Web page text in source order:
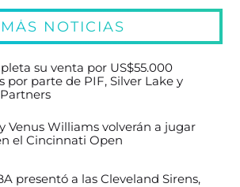
MÁS NOTICIAS
su venta por US$55.000
por parte de PIF, Silver Lake y
Venus Williams volverán a jugar
el Cincinnati Open
presentó a las Cleveland Sirens,